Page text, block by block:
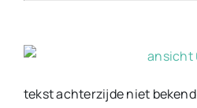
tekst achterzijde niet bekend